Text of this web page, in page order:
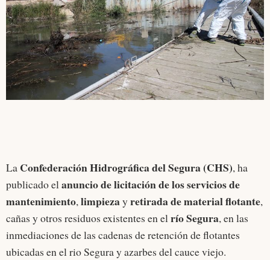
La Confederación Hidrográfica del Segura (CHS), ha
publicado elanuncio de licitación de los servicios de
mantenimiento,limpiezayretirada de material flotante,
cañas y otros residuos existentes en elrío Segura, en las
inmediaciones de las cadenas de retención de flotantes
ubicadas en el rio Segura y azarbes del cauce viejo.